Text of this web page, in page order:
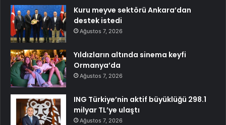
Kuru meyve sektörü Ankara’dan
destek istedi
Ağustos 7, 2026
Yıldızların altında sinema keyfi
Ormanya’da
Ağustos 7, 2026
ING Türkiye’nin aktif büyüklüğü 298.1
milyar TL’ye ulaştı
Ağustos 7, 2026